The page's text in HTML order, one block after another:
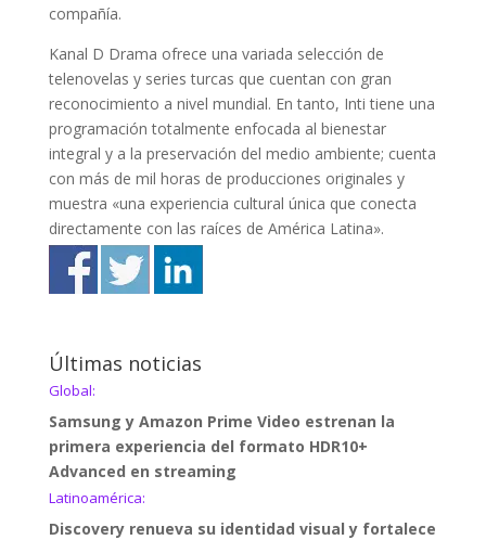
compañía.
Kanal D Drama ofrece una variada selección de
telenovelas y series turcas que cuentan con gran
reconocimiento a nivel mundial. En tanto, Inti tiene una
programación totalmente enfocada al bienestar
integral y a la preservación del medio ambiente; cuenta
con más de mil horas de producciones originales y
muestra «una experiencia cultural única que conecta
directamente con las raíces de América Latina».
Últimas noticias
Global:
Samsung y Amazon Prime Video estrenan la
primera experiencia del formato HDR10+
Advanced en streaming
Latinoamérica:
Discovery renueva su identidad visual y fortalece